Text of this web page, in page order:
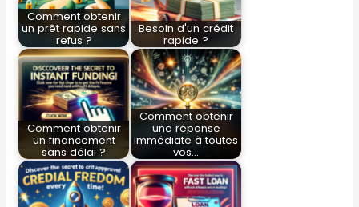
Comment obtenir
un prêt rapide sans
refus ?
Besoin d'un crédit
rapide ?
Comment obtenir
un financement
sans délai ?
Comment obtenir
une réponse
immédiate à toutes
vos…